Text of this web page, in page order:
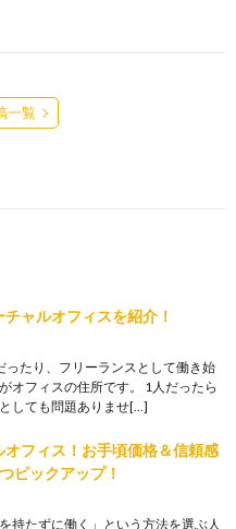
一覧
ャルオフィスを紹介！
ったり、フリーランスとして働き始
オフィスの住所です。 1人だったら
しても問題ありませ[…]
フィス！お手頃価格＆信頼感
ピックアップ！
持たずに働く」という方法を選ぶ人